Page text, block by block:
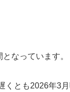
なっています。
とも2026年3月